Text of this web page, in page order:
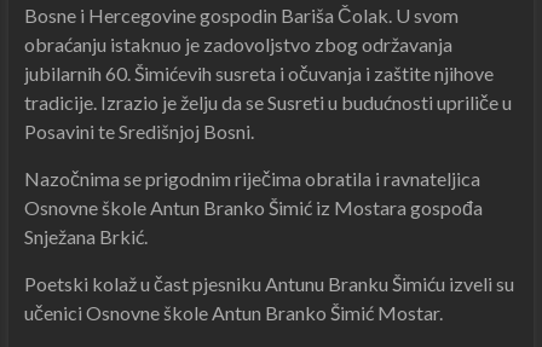
Bosne i Hercegovine gospodin Bariša Čolak. U svom
obraćanju istaknuo je zadovoljstvo zbog održavanja
jubilarnih 60. Šimićevih susreta i očuvanja i zaštite njihove
tradicije. Izrazio je želju da se Susreti u budućnosti upriliče u
Posavini te Središnjoj Bosni.
Nazočnima se prigodnim riječima obratila i ravnateljica
Osnovne škole Antun Branko Šimić iz Mostara gospođa
Snježana Brkić.
Poetski kolaž u čast pjesniku Antunu Branku Šimiću izveli su
učenici Osnovne škole Antun Branko Šimić Mostar.